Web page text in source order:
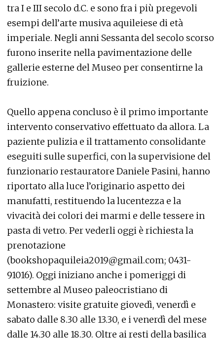
tra I e III secolo d.C. e sono fra i più pregevoli
esempi dell’arte musiva aquileiese di età
imperiale. Negli anni Sessanta del secolo scorso
furono inserite nella pavimentazione delle
gallerie esterne del Museo per consentirne la
fruizione.
Quello appena concluso è il primo importante
intervento conservativo effettuato da allora. La
paziente pulizia e il trattamento consolidante
eseguiti sulle superfici, con la supervisione del
funzionario restauratore Daniele Pasini, hanno
riportato alla luce l’originario aspetto dei
manufatti, restituendo la lucentezza e la
vivacità dei colori dei marmi e delle tessere in
pasta di vetro. Per vederli oggi è richiesta la
prenotazione
(bookshopaquileia2019@gmail.com; 0431-
91016). Oggi iniziano anche i pomeriggi di
settembre al Museo paleocristiano di
Monastero: visite gratuite giovedì, venerdì e
sabato dalle 8.30 alle 13.30, e i venerdì del mese
dalle 14.30 alle 18.30. Oltre ai resti della basilica